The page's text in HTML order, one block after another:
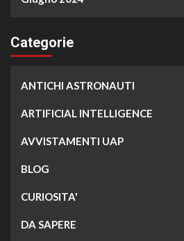
Categorie
ANTICHI ASTRONAUTI
ARTIFICIAL INTELLIGENCE
AVVISTAMENTI UAP
BLOG
CURIOSITA'
DA SAPERE